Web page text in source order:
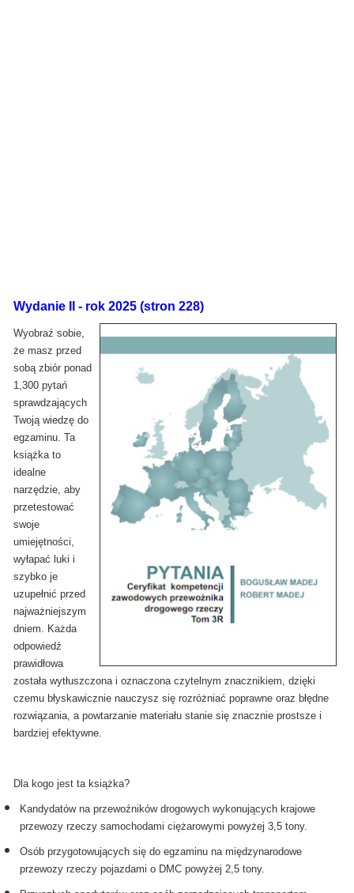
Wydanie II - rok 2025 (stron 228)
Wyobraź sobie,
że masz przed
sobą zbiór ponad
1,300 pytań
sprawdzających
Twoją wiedzę do
egzaminu. Ta
książka to
idealne
narzędzie, aby
przetestować
swoje
umiejętności,
wyłapać luki i
szybko je
uzupełnić przed
najważniejszym
dniem. Każda
odpowiedź
prawidłowa
została wytłuszczona i oznaczona czytelnym znacznikiem, dzięki
czemu błyskawicznie nauczysz się rozróżniać poprawne oraz błędne
rozwiązania, a powtarzanie materiału stanie się znacznie prostsze i
bardziej efektywne.
Dla kogo jest ta książka?
Kandydatów na przewoźników drogowych wykonujących krajowe
przewozy rzeczy samochodami ciężarowymi powyżej 3,5 tony.
Osób przygotowujących się do egzaminu na międzynarodowe
przewozy rzeczy pojazdami o DMC powyżej 2,5 tony.